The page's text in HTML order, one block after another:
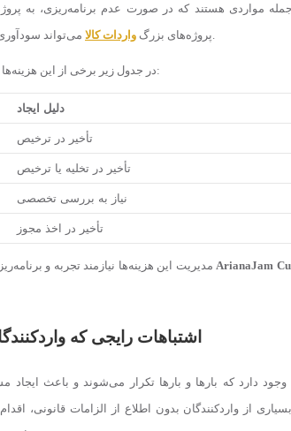
مواردی هستند که در صورت عدم برنامه‌ریزی، به
پروژه‌های بزرگ واردات کالا می‌تواند سودآوری را به‌طور جدی تحت تأثیر قرار دهد.
در جدول زیر برخی از این هزینه‌ها و دلایل ایجاد آن‌ها آورده شده است:
دلیل ایجاد
تأخیر در ترخیص
تأخیر در تخلیه یا ترخیص
نیاز به بررسی تخصصی
تأخیر در اخذ مجوز
مدیریت این هزینه‌ها نیازمند تجربه و برنامه‌ریزی دقیق است و استفاده از خدماتArianaJam
اشتباهات رایجی که
وجود دارد که بارها و بارها تکرار می‌شوند و باعث
از واردکنندگان بدون اطلاع از الزامات قانونی،